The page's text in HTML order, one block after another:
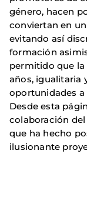
género, hacen
conviertan en
evitando así
formación
permitido que la
años, igualitaria
oportunidades
Desde esta
colaboración
que ha hecho
ilusionante